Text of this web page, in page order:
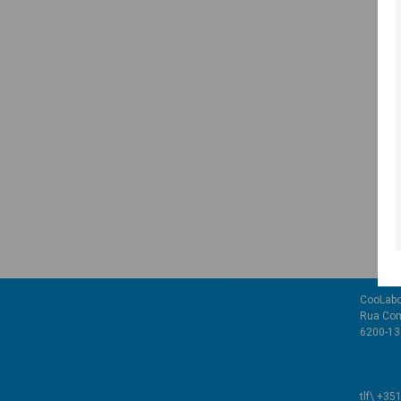
Rua
6200-
tlf\